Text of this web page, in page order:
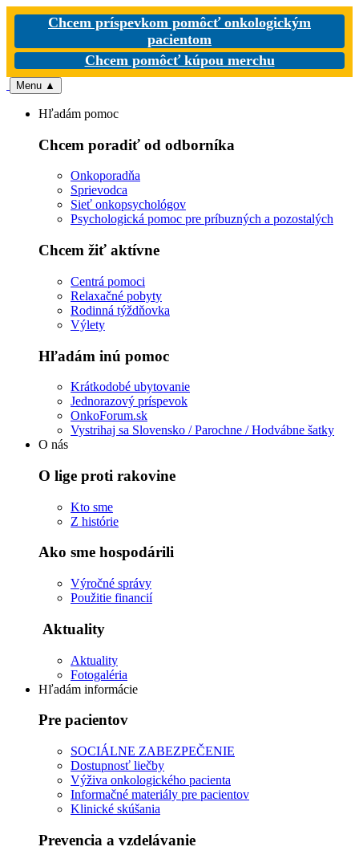
Chcem príspevkom pomôcť onkologickým
pacientom
Chcem pomôcť kúpou merchu
Menu ▲
Hľadám pomoc
Chcem poradiť od odborníka
Onkoporadňa
Sprievodca
Sieť onkopsychológov
Psychologická pomoc pre príbuzných a pozostalých
Chcem žiť aktívne
Centrá pomoci
Relaxačné pobyty
Rodinná týždňovka
Výlety
Hľadám inú pomoc
Krátkodobé ubytovanie
Jednorazový príspevok
OnkoForum.sk
Vystrihaj sa Slovensko / Parochne / Hodvábne šatky
O nás
O lige proti rakovine
Kto sme
Z histórie
Ako sme hospodárili
Výročné správy
Použitie financií
Aktuality
Aktuality
Fotogaléria
Hľadám informácie
Pre pacientov
SOCIÁLNE ZABEZPEČENIE
Dostupnosť liečby
Výživa onkologického pacienta
Informačné materiály pre pacientov
Klinické skúšania
Prevencia a vzdelávanie